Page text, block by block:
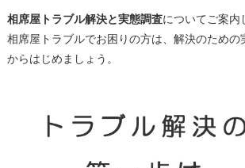
相席屋トラブル解決と実態調査についてご案内
相席屋トラブルでお困りの方は、解決のための
からはじめましょう。